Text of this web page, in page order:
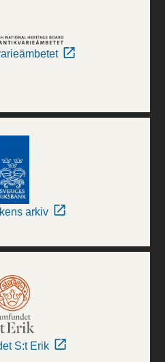
arkiv
S:t Erik